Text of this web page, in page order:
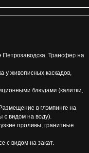
Петрозаводска. Трансфер на
у живописных каскадов,
блюдами (калитки,
в глэмпинге на
с видом на воду).
проливы, гранитные
с видом на закат.